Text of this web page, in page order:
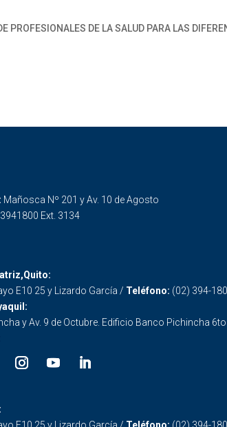
PROFESIONALES DE LA SALUD PARA LAS
Mañosca Nº 201 y Av. 10 de Agosto
3941800 Ext. 3134
E10 25 y Lizardo García / Teléfono: (02) 394-
y Av. 9 de Octubre. Edificio Banco Pichincha